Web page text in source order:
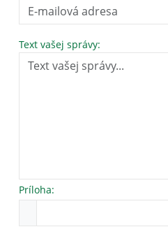
Text vašej správy:
Príloha: